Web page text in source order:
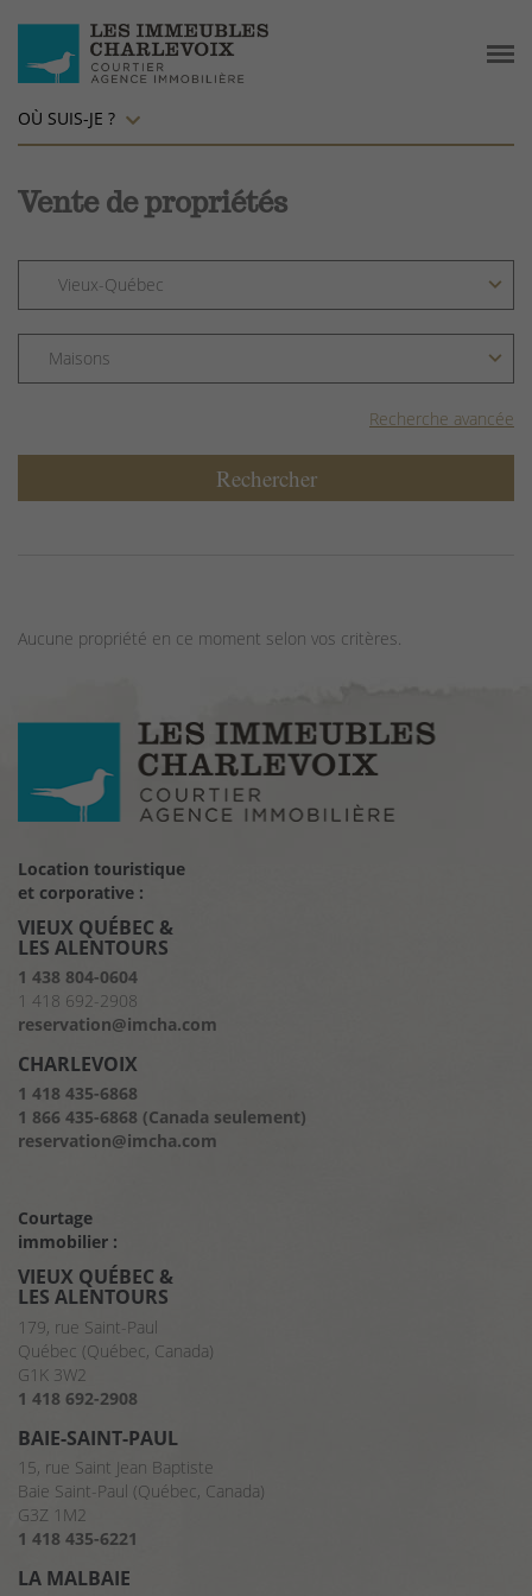
OÙ SUIS-JE ?
Vente de propriétés
Recherche avancée
Rechercher
Aucune propriété en ce moment selon vos critères.
Location touristique
et corporative :
VIEUX QUÉBEC &
LES ALENTOURS
1 438 804-0604
1 418 692-2908
reservation@imcha.com
CHARLEVOIX
1 418 435-6868
1 866 435-6868 (Canada seulement)
reservation@imcha.com
Courtage
immobilier :
VIEUX QUÉBEC &
LES ALENTOURS
179, rue Saint-Paul
Québec (Québec, Canada)
G1K 3W2
1 418 692-2908
BAIE-SAINT-PAUL
15, rue Saint Jean Baptiste
Baie Saint-Paul (Québec, Canada)
G3Z 1M2
1 418 435-6221
LA MALBAIE